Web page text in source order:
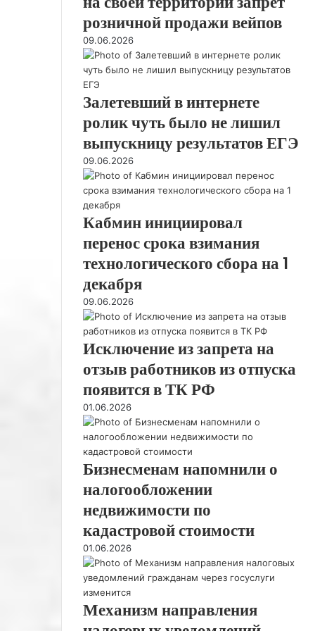
л
и
ш
к
о
л
ь
н
е
м
е
н
ю
у
д
е
б
о
д
е
я
л
о
с
и
з
н
а
9
,
6
с
1
о
к
т
я
б
я
е
н
и
и
о
т
р
о
я
о
с
о
м
т
а
р
и
о
в
Ж
К
Х
розничной продажи вейпов
09.06.2026
Залетевший в интернете
ролик чуть было не лишил
выпускницу результатов ЕГЭ
09.06.2026
Кабмин инициировал
перенос срока взимания
технологического сбора на 1
декабря
09.06.2026
Исключение из запрета на
отзыв работников из отпуска
появится в ТК РФ
01.06.2026
Бизнесменам напомнили о
налогообложении
недвижимости по
кадастровой стоимости
01.06.2026
Механизм направления